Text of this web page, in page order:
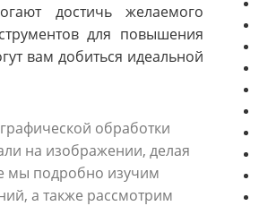
достичь желаемого
для повышения
вам добиться идеальной
обработки
на изображении, делая
мы подробно изучим
а также рассмотрим